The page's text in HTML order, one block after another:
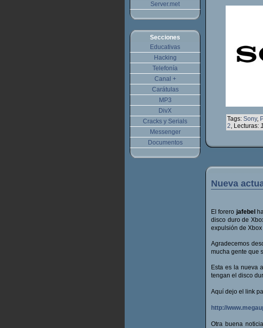
Tags: Sony,
2, Lecturas:
Nueva
El forero jafebel
disco duro de
expulsión de
Agradecemos
mucha gente que
Esta es la nueva
tengan el disco
Aquí dejo el link
http://
Otra buena
Server.met
Secciones
Educativas
Hacking
Telefonía
Canal +
Carátulas
MP3
DivX
Cracks y Serials
Messenger
Documentos